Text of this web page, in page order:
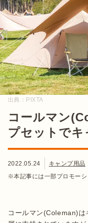
出典： PIXTA
コールマン
プセットでキ
2022.05.24
キャンプ用品
※本記事には一部プロモー
コールマン(Coleman)は